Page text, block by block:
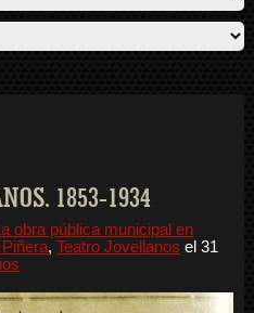
1853-1934
La obra pública municipal en
Piñera, Teatro Jovellanos el 31